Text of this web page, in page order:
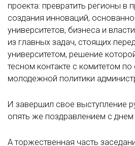
проекта: превратить регионы в
создания инноваций,
университетов, бизнеса и
из главных задач, стоящих
университетом, решение
тесном контакте с комитетом
молодежной политики
И завершил свое выступление
опять же поздравлением с
А торжественная часть